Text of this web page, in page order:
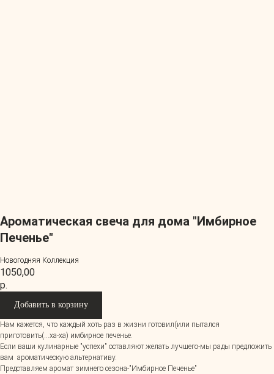
Ароматическая свеча для дома "Имбирное
Печенье"
Новогодняя Коллекция
1050,00
р.
Добавить в корзину
Нам кажется, что каждый хоть раз в жизни готовил(или пытался
приготовить(...ха-ха) имбирное печенье.
Если ваши кулинарные "успехи" оставляют желать лучшего-мы рады предложить
вам ароматическую альтернативу.
Представляем аромат зимнего сезона-"Имбирное Печенье"